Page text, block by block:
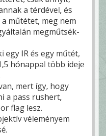
a térdével, és
műtétet, meg nem
megműtsék-
egy IR és egy műtét,
hónappal több ideje
mert így, hogy
a pass rushert,
flag lesz.
véleményem